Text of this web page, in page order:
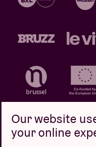
Our website
your online